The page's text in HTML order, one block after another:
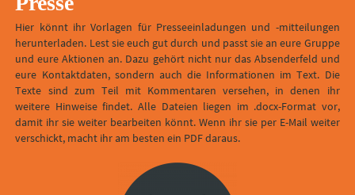
Hier könnt ihr Vorlagen für Presseeinladungen und -mitteilungen
herunterladen. Lest sie euch gut durch und passt sie an eure Gruppe
und eure Aktionen an. Dazu gehört nicht nur das Absenderfeld und
eure Kontaktdaten, sondern auch die Informationen im Text. Die
Texte sind zum Teil mit Kommentaren versehen, in denen ihr
weitere Hinweise findet. Alle Dateien liegen im .docx-Format vor,
damit ihr sie weiter bearbeiten könnt. Wenn ihr sie per E-Mail weiter
verschickt, macht ihr am besten ein PDF daraus.